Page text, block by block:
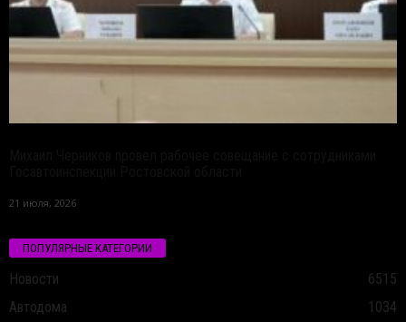
21 июля, 2026
ПОПУЛЯРНЫЕ КАТЕГОРИИ
Новости
6515
Автодома
1034